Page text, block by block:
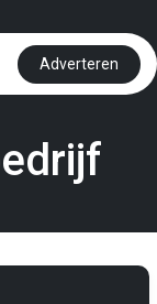
Adverteren